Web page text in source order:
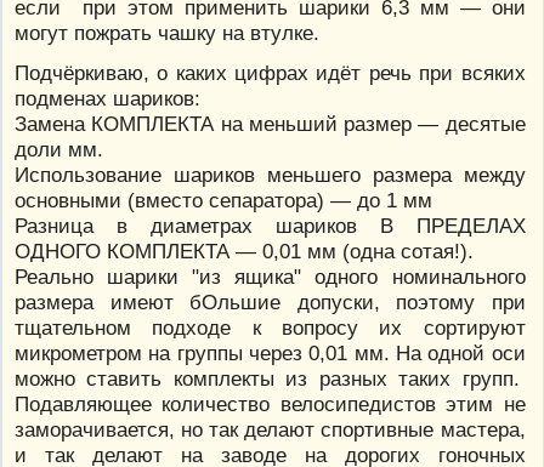
если при этом применить шарики 6,3 мм — они
могут пожрать чашку на втулке.
Подчёркиваю, о каких цифрах идёт речь при всяких
подменах шариков:
Замена КОМПЛЕКТА на меньший размер — десятые
доли мм.
Использование шариков меньшего размера между
основными (вместо сепаратора) — до 1 мм
Разница в диаметрах шариков В ПРЕДЕЛАХ
ОДНОГО КОМПЛЕКТА — 0,01 мм (одна сотая!).
Реально шарики "из ящика" одного номинального
размера имеют бОльшие допуски, поэтому при
тщательном подходе к вопросу их сортируют
микрометром на группы через 0,01 мм. На одной оси
можно ставить комплекты из разных таких групп.
Подавляющее количество велосипедистов этим не
заморачивается, но так делают спортивные мастера,
и так делают на заводе на дорогих гоночных